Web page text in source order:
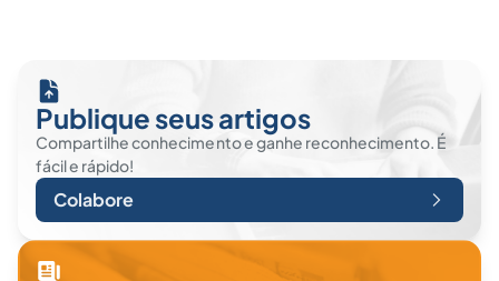
Publique seus artigos
Compartilhe conhecimento e ganhe reconhecimento. É
fácil e rápido!
Colabore